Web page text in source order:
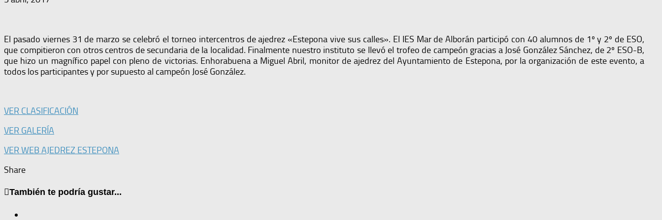
El pasado viernes 31 de marzo se celebró el torneo intercentros de ajedrez «Estepona vive sus calles». El IES Mar de Alborán participó con 40 alumnos de 1º y 2º de ESO,
que compitieron con otros centros de secundaria de la localidad. Finalmente nuestro instituto se llevó el trofeo de campeón gracias a José González Sánchez, de 2º ESO-B,
que hizo un magnífico papel con pleno de victorias. Enhorabuena a Miguel Abril, monitor de ajedrez del Ayuntamiento de Estepona, por la organización de este evento, a
todos los participantes y por supuesto al campeón José González.
VER CLASIFICACIÓN
VER GALERÍA
VER WEB AJEDREZ ESTEPONA
Share
También te podría gustar...